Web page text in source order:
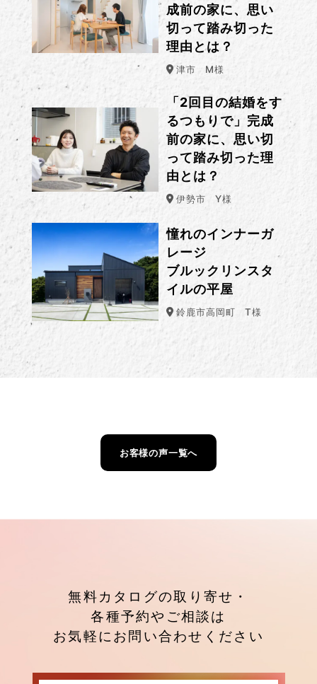
成前の家に、思い
切って踏み切った
理由とは？
津市 M様
「2回目の結婚をす
るつもりで」完成
前の家に、思い切
って踏み切った理
由とは？
伊勢市 Y様
憧れのインナーガ
レージ
ブルックリンスタ
イルの平屋
鈴鹿市高岡町 T様
お客様の声一覧へ
無料カタログの取り寄せ・
各種予約やご相談は
お気軽にお問い合わせください